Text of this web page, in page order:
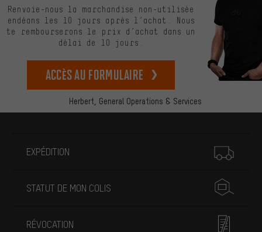
Herbert, General Operations & Services
Renvoie-nous la marchandise non-utilisée
endéans les 10 jours après l’achat. Nous
te rembourserons le prix d’achat dans un
délai de 10 jours.
Accès au formulaire
EXPÉDITION
STATUT DE MON COLIS
RÉVOCATION